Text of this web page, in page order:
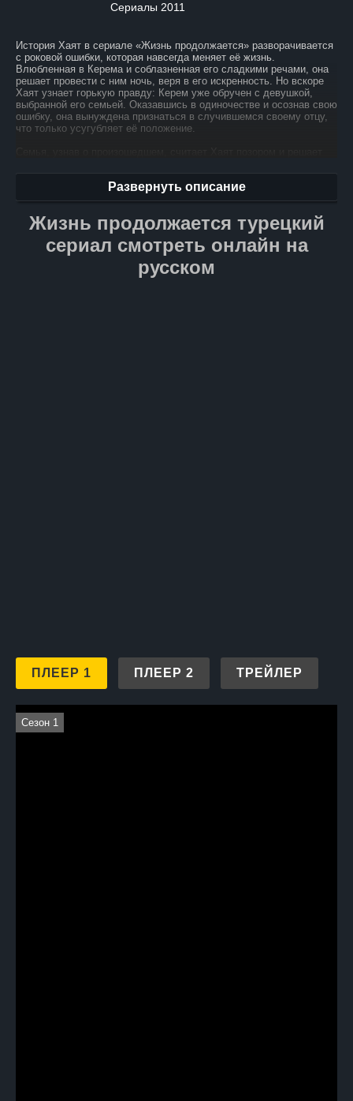
Сериалы 2011
История Хаят в сериале «Жизнь продолжается» разворачивается
с роковой ошибки, которая навсегда меняет её жизнь.
Влюбленная в Керема и соблазненная его сладкими речами, она
решает провести с ним ночь, веря в его искренность. Но вскоре
Хаят узнает горькую правду: Керем уже обручен с девушкой,
выбранной его семьей. Оказавшись в одиночестве и осознав свою
ошибку, она вынуждена признаться в случившемся своему отцу,
что только усугубляет её положение.
когда кажется, что надежды больше нет, на сцену выходит 80-
летний старик, предлагая Хаят руку и сердце. Его предложение
становится для неё неожиданным спасением, давая шанс
Однако перед Хаят встаёт непростой выбор: согласиться на брак
с пожилым мужчиной, пожертвовав своими мечтами о семье
и детях, или продолжать борьбу за своё будущее, невзирая
на все трудности и преграды. Эта история — о надежде
и отчаянии, о трудных решениях и поиске смысла в жизни. Хаят
Развернуть описание
Жизнь продолжается турецкий
сериал смотреть онлайн на
русском
ПЛЕЕР 1 ПЛЕЕР 2 ТРЕЙЛЕР
Сезон 1